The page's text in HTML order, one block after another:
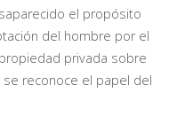
el propósito
del hombre por el
privada sobre
reconoce el papel del